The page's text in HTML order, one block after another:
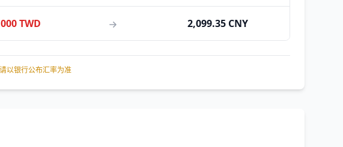
TWD 2,099.35 CNY
以银行公布汇率为准